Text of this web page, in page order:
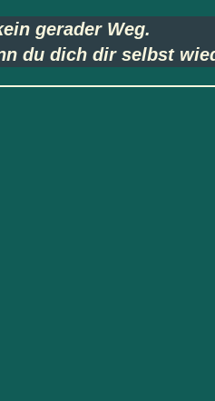
gerader Weg.
du dich dir selbst